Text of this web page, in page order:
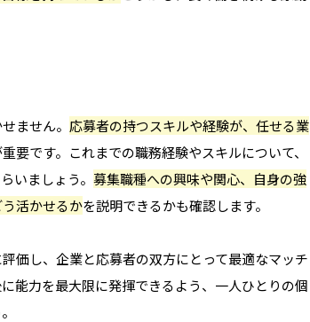
ません。 応募者の持つスキルや経験が、任せる業
要です。これまでの職務経験やスキルについて、
いましょう。 募集職種への興味や関心、自身の強
活かせるかを説明できるかも確認します。
価し、企業と応募者の双方にとって最適なマッチ
能力を最大限に発揮できるよう、一人ひとりの個